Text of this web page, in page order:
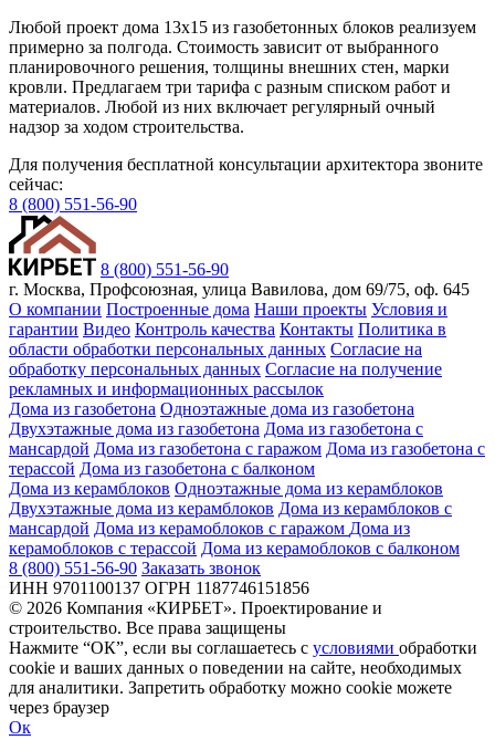
Любой проект дома 13х15 из газобетонных блоков реализуем
примерно за полгода. Стоимость зависит от выбранного
планировочного решения, толщины внешних стен, марки
кровли. Предлагаем три тарифа с разным списком работ и
материалов. Любой из них включает регулярный очный
надзор за ходом строительства.
Для получения бесплатной консультации архитектора звоните
сейчас:
8 (800) 551-56-90
8 (800) 551-56-90
г. Москва, Профсоюзная, улица Вавилова, дом 69/75, оф. 645
О компании Построенные дома Наши проекты Условия и
гарантии Видео Контроль качества Контакты Политика в
области обработки персональных данных Согласие на
обработку персональных данных Согласие на получение
рекламных и информационных рассылок
Дома из газобетона Одноэтажные дома из газобетона
Двухэтажные дома из газобетона Дома из газобетона с
мансардой Дома из газобетона с гаражом Дома из газобетона с
терассой Дома из газобетона с балконом
Дома из керамблоков Одноэтажные дома из керамблоков
Двухэтажные дома из керамблоков Дома из керамблоков с
мансардой Дома из керамоблоков с гаражом Дома из
керамоблоков с терассой Дома из керамоблоков с балконом
8 (800) 551-56-90 Заказать звонок
ИНН 9701100137 ОГРН 1187746151856
© 2026 Компания «КИРБЕТ». Проектирование и
строительство. Все права защищены
Нажмите “ОК”, если вы соглашаетесь с условиями обработки
cookie и ваших данных о поведении на сайте, необходимых
для аналитики. Запретить обработку можно cookie можете
через браузер
Ок